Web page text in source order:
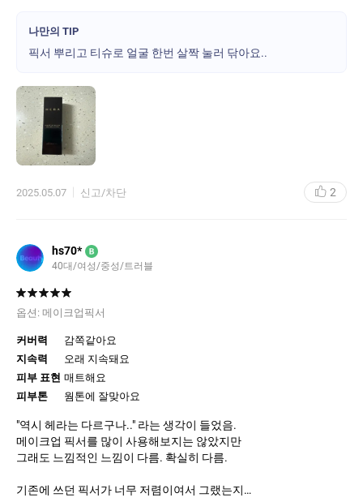
것 같아 좀 아쉽긴 하지만..
픽서는 헤라가 좋은것 같아요 이 제품만 써봤고 다른 제품은 생각도
또 구매 할것 같고 미니용도 나왔으면 좋겠어요 사용하는걸 잊을때
들고 다니면서 좀 뿌릴 수 있게요..
본품은 크다보니 들고 다니기가 불편한 감이 있거든요..
그래도 쓴날과 안쓴날의 차이가 확실해서 픽서 너무 좋네요^^
단점으로 한가지 말하지만 좀 더 안개 미스트였음 좋겠어요..
나만의 TIP
픽서 뿌리고 티슈로 얼굴 한번 살짝 눌러 닦아요..
2025.05.07 신고/차단 2
hs70* B
40대/여성/중성/트러블
옵션: 메이크업픽서
커버력
감쪽같아요
지속력
오래 지속돼요
피부 표현 매트해요
피부톤
웜톤에 잘맞아요
"역시 헤라는 다르구나.." 라는 생각이 들었음.
메이크업 픽서를 많이 사용해보지는 않았지만
그래도 느낌적인 느낌이 다름. 확실히 다름.
기존에 쓰던 픽서가 너무 저렴이여서 그랬는지